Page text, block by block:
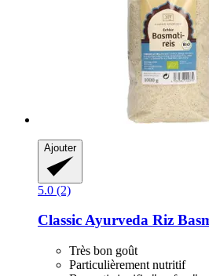
Ajouter
5.0 (2)
Classic Ayurveda Riz
Très bon goût
Particulièrement nutritif